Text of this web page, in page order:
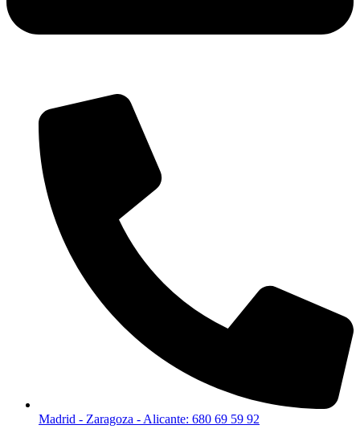
Madrid - Zaragoza - Alicante: 680 69 59 92